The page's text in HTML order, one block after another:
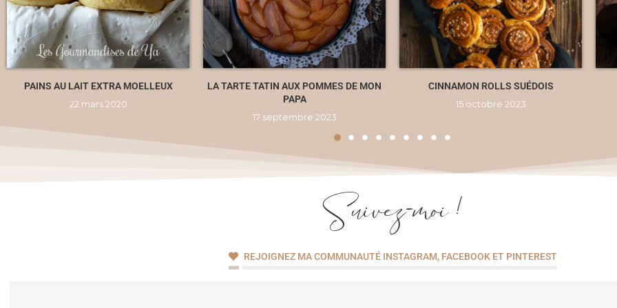
PAINS AU LAIT EXTRA MOELLEUX
22 mars 2020
LA TARTE TATIN AUX POMMES DE MON
PAPA
17 septembre 2023
CINNAMON ROLLS SUÉDOIS
15 octobre 2023
Suivez-moi !
REJOIGNEZ MA COMMUNAUTÉ INSTAGRAM, FACEBOOK ET PINTEREST